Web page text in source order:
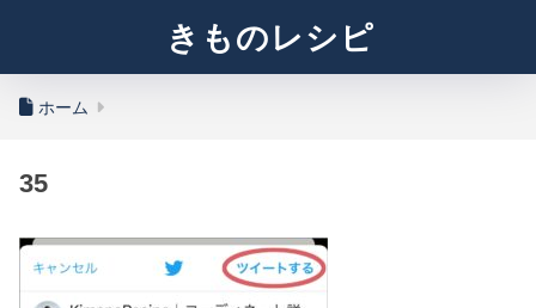
きものレシピ
ホーム
35